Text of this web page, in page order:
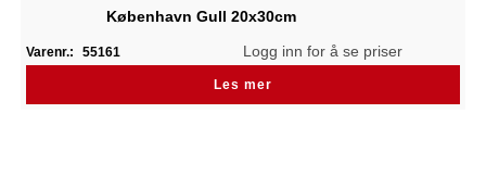
København Gull 20x30cm
Varenr.: 55161 Logg inn for å se priser
Les mer